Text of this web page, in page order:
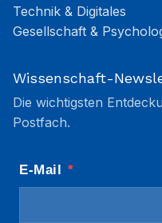
Technik & Digitales
Gesellschaft &
Wissenschaft-
Die wichtigsten
Postfach.